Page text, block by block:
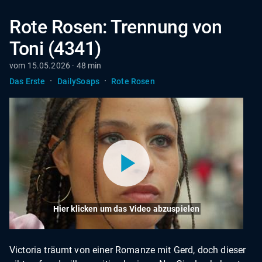
Rote Rosen: Trennung von
Toni (4341)
vom 15.05.2026 · 48 min
Das Erste
· DailySoaps · Rote Rosen
Hier klicken um das Video abzuspielen
Victoria träumt von einer Romanze mit Gerd, doch dieser